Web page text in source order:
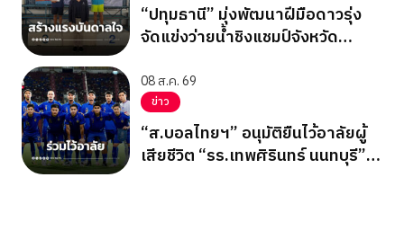
“ปทุมธานี” มุ่งพัฒนาฝีมือดาวรุ่ง
จัดแข่งว่ายน้ำชิงแชมป์จังหวัด
08 ส.ค. 69
ข่าว
“ส.บอลไทยฯ” อนุมัติยืนไว้อาลัยผู้
เสียชีวิต “รร.เทพศิรินทร์ นนทบุรี”